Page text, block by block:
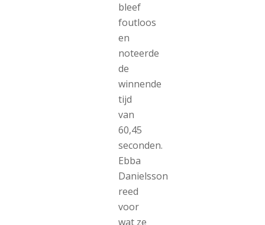
bleef
foutloos
en
noteerde
de
winnende
tijd
van
60,45
seconden.
Ebba
Danielsson
reed
voor
wat ze